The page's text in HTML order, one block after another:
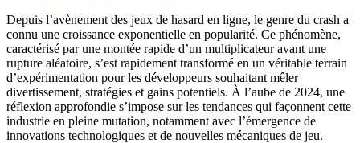
Depuis l’avènement des jeux de hasard en ligne, le genre du crash a
connu une croissance exponentielle en popularité. Ce phénomène,
caractérisé par une montée rapide d’un multiplicateur avant une
rupture aléatoire, s’est rapidement transformé en un véritable terrain
d’expérimentation pour les développeurs souhaitant mêler
divertissement, stratégies et gains potentiels. À l’aube de 2024, une
réflexion approfondie s’impose sur les tendances qui façonnent cette
industrie en pleine mutation, notamment avec l’émergence de
innovations technologiques et de nouvelles mécaniques de jeu.